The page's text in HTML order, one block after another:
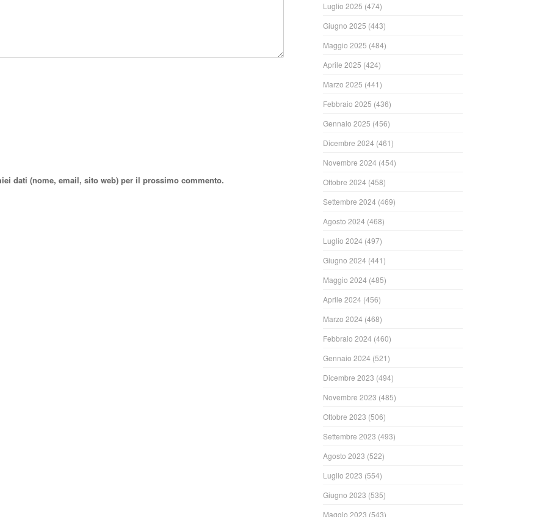
dati (nome, email, sito web) per il prossimo commento.
Luglio 2025 (474)
Giugno 2025 (443)
Maggio 2025 (484)
Aprile 2025 (424)
Marzo 2025 (441)
Febbraio 2025 (436)
Gennaio 2025 (456)
Dicembre 2024 (461)
Novembre 2024 (454)
Ottobre 2024 (458)
Settembre 2024 (469)
Agosto 2024 (468)
Luglio 2024 (497)
Giugno 2024 (441)
Maggio 2024 (485)
Aprile 2024 (456)
Marzo 2024 (468)
Febbraio 2024 (460)
Gennaio 2024 (521)
Dicembre 2023 (494)
Novembre 2023 (485)
Ottobre 2023 (506)
Settembre 2023 (493)
Agosto 2023 (522)
Luglio 2023 (554)
Giugno 2023 (535)
Maggio 2023 (543)